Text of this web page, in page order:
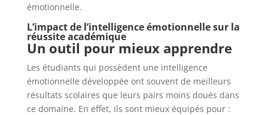
émotionnelle.
L’impact de l’intelligence émotionnelle sur la
réussite académique
Un outil pour mieux apprendre
Les étudiants qui possèdent une intelligence
émotionnelle développée ont souvent de meilleurs
résultats scolaires que leurs pairs moins doués dans
ce domaine. En effet, ils sont mieux équipés pour :